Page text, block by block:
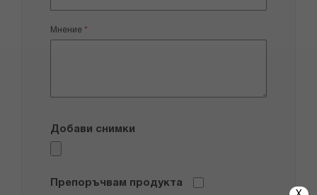
Мнение
Добави снимки
Препоръчвам продукта